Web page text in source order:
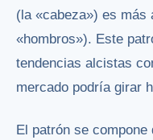
(la «cabeza») es más
«hombros»). Este
tendencias alcistas
mercado podría girar
El patrón se